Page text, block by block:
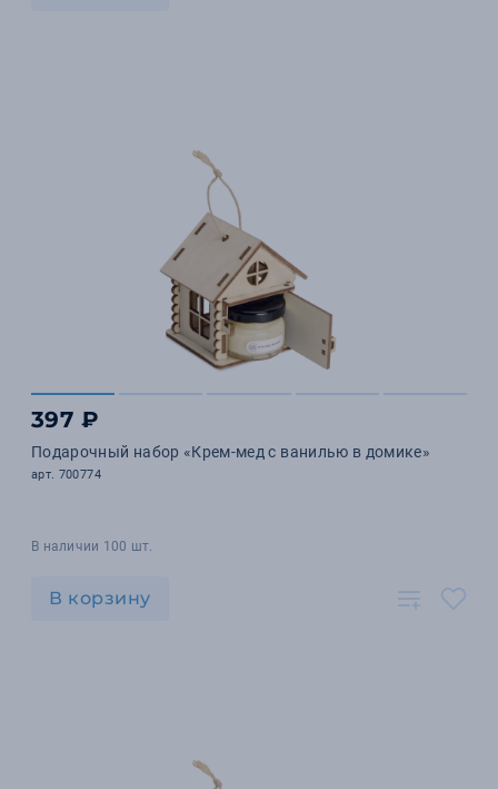
397 ₽
Подарочный набор «Крем-мед с ванилью в домике»
арт. 700774
В наличии 100 шт.
В корзину